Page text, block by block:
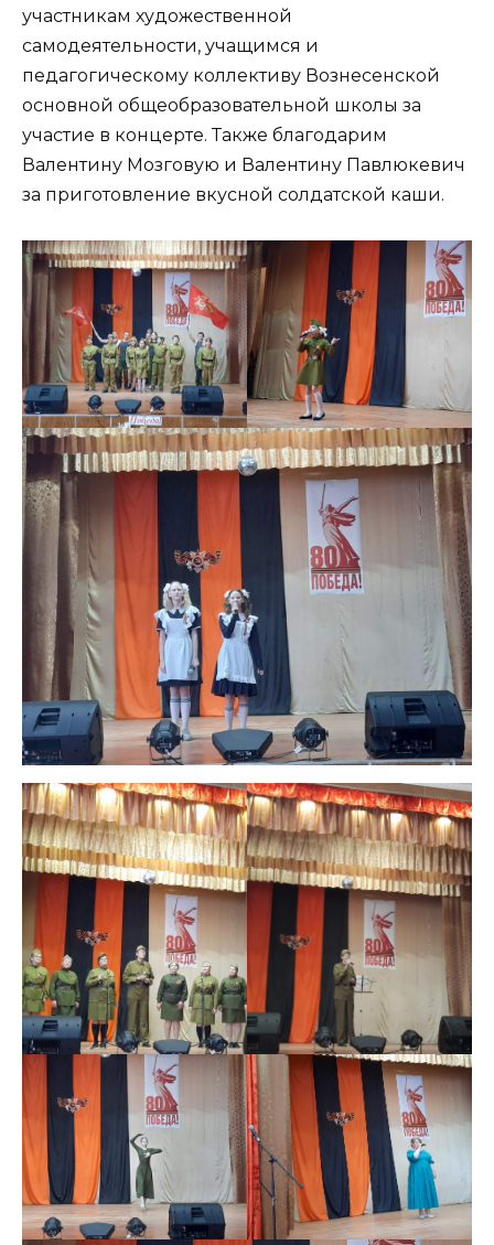
участникам художественной
самодеятельности, учащимся и
педагогическому коллективу Вознесенской
основной общеобразовательной школы за
участие в концерте. Также благодарим
Валентину Мозговую и Валентину Павлюкевич
за приготовление вкусной солдатской каши.